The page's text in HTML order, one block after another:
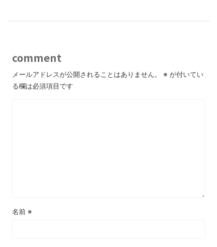
comment
メールアドレスが公開されることはありません。 ※ が付いてい
る欄は必須項目です
名前 ※